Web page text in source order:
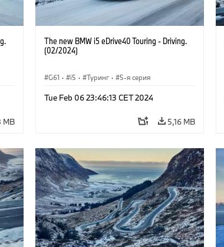
MB
The new BMW i5 eDrive40 Touring - Driving.
(02/2024)
G61 · i5 · Туринг · 5-я серия
Tue Feb 06 23:46:13 CET 2024
5,16 MB